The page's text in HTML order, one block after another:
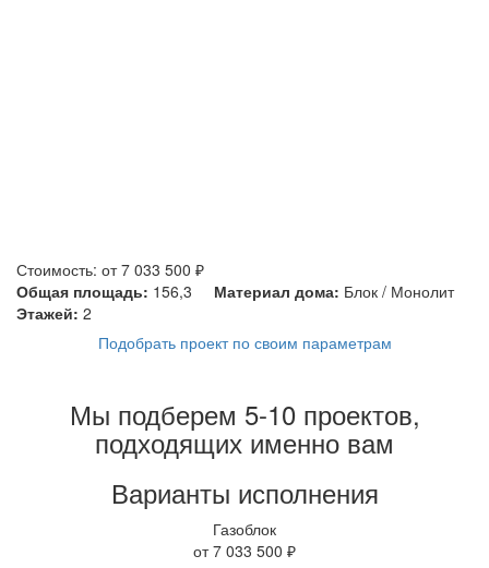
Стоимость: от 7 033 500 ₽
Общая площадь: 156,3 Материал дома: Блок / Монолит
Этажей: 2
Подобрать проект по своим параметрам
Мы подберем 5-10 проектов,
подходящих именно вам
Варианты исполнения
Газоблок
от 7 033 500 ₽